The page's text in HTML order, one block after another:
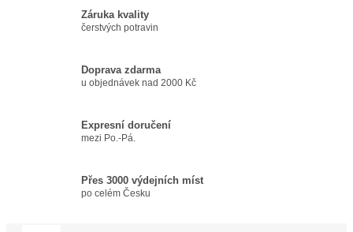
Záruka kvality
čerstvých potravin
Doprava zdarma
u objednávek nad 2000 Kč
Expresní doručení
mezi Po.-Pá.
Přes 3000 výdejních míst
po celém Česku